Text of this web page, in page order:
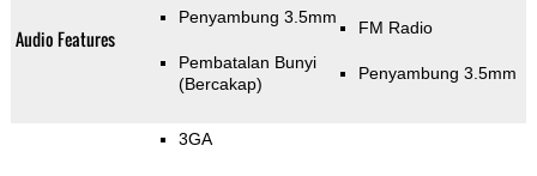
Audio Features
Penyambung 3.5mm
Pembatalan Bunyi
(Bercakap)
FM Radio
Penyambung 3.5mm
3GA